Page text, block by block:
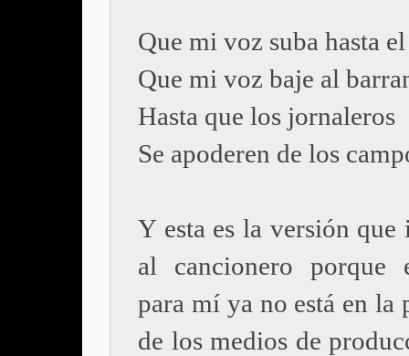
Que mi voz suba hasta
Que mi voz baje al
Hasta que los jornaleros
Se apoderen de los
Y esta es la versión que
al cancionero porque
para mí ya no está en la
de los medios de